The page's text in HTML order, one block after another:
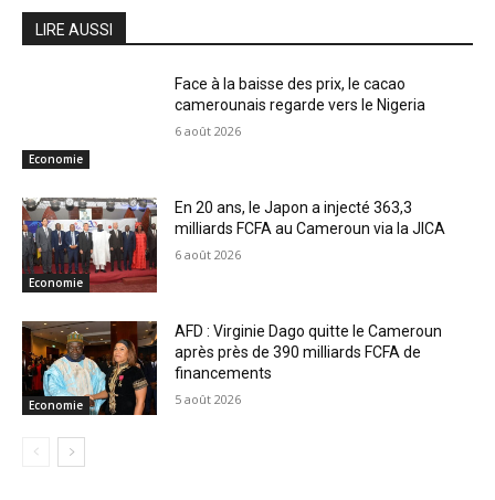
LIRE AUSSI
Economie
Face à la baisse des prix, le cacao
camerounais regarde vers le Nigeria
6 août 2026
Economie
En 20 ans, le Japon a injecté 363,3
milliards FCFA au Cameroun via la JICA
6 août 2026
Economie
AFD : Virginie Dago quitte le Cameroun
après près de 390 milliards FCFA de
financements
5 août 2026